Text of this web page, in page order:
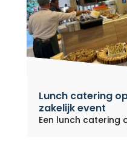
Lunch catering
zakelijk event
Een lunch catering